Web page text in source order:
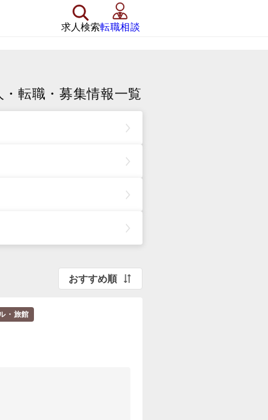
求人検索転職相談
・転職・募集情報一覧
おすすめ順
・旅館